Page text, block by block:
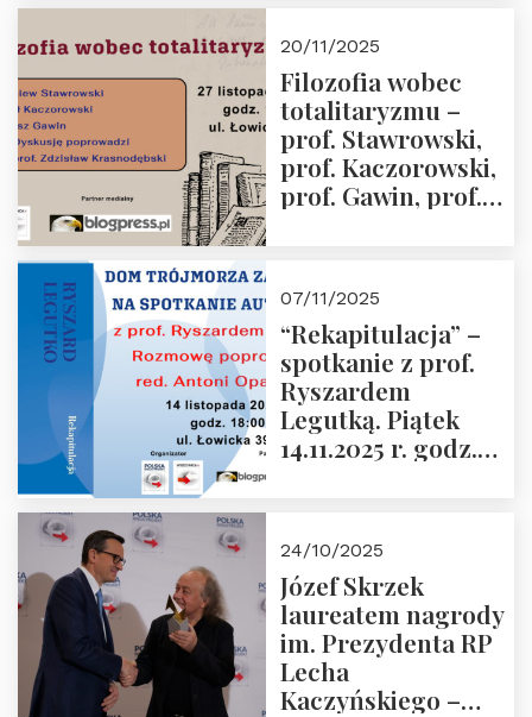
Przemysław
Sobolewski – 4
grudnia 2025 r.
godz. 18:00.
20/11/2025
Filozofia wobec
totalitaryzmu –
prof. Stawrowski,
prof. Kaczorowski,
prof. Gawin, prof.
07/11/2025
“Rekapitulacja” –
spotkanie z prof.
Ryszardem
Legutką. Piątek
14.11.2025 r. godz.
24/10/2025
Józef Skrzek
laureatem nagrody
im. Prezydenta RP
Lecha
Kaczyńskiego –